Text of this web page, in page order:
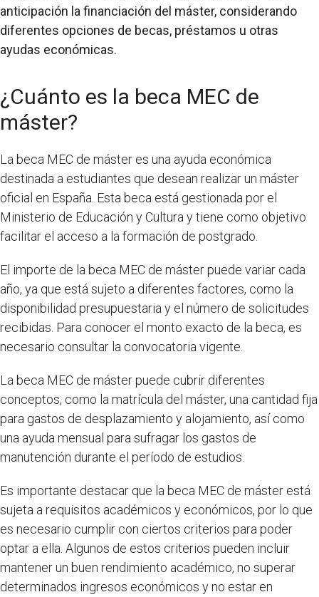
anticipación la financiación del máster, considerando
diferentes opciones de becas, préstamos u otras
ayudas económicas.
¿Cuánto es la beca MEC de
máster?
La beca MEC de máster es una ayuda económica
destinada a estudiantes que desean realizar un máster
oficial en España. Esta beca está gestionada por el
Ministerio de Educación y Cultura y tiene como objetivo
facilitar el acceso a la formación de postgrado.
El importe de la beca MEC de máster puede variar cada
año, ya que está sujeto a diferentes factores, como la
disponibilidad presupuestaria y el número de solicitudes
recibidas. Para conocer el monto exacto de la beca, es
necesario consultar la convocatoria vigente.
La beca MEC de máster puede cubrir diferentes
conceptos, como la matrícula del máster, una cantidad fija
para gastos de desplazamiento y alojamiento, así como
una ayuda mensual para sufragar los gastos de
manutención durante el período de estudios.
Es importante destacar que la beca MEC de máster está
sujeta a requisitos académicos y económicos, por lo que
es necesario cumplir con ciertos criterios para poder
optar a ella. Algunos de estos criterios pueden incluir
mantener un buen rendimiento académico, no superar
determinados ingresos económicos y no estar en